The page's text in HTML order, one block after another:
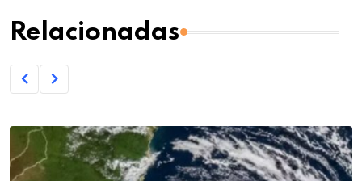
Relacionadas